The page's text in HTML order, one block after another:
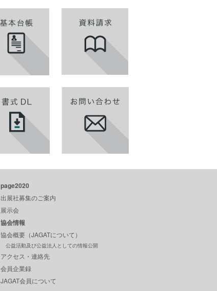
page2020
出展社募集のご案内
展示会
協会情報
協会概要（JAGATについて）
公益活動及び公益法人としての情報公開
アクセス・連絡先
会員企業録
JAGAT会員について